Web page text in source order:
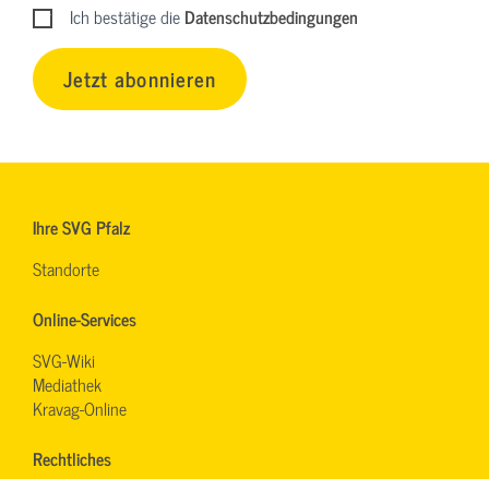
Ich bestätige dieDatenschutzbedingungen
Jetzt abonnieren
Ihre SVG Pfalz
Standorte
Online-Services
SVG-Wiki
Mediathek
Kravag-Online
Rechtliches